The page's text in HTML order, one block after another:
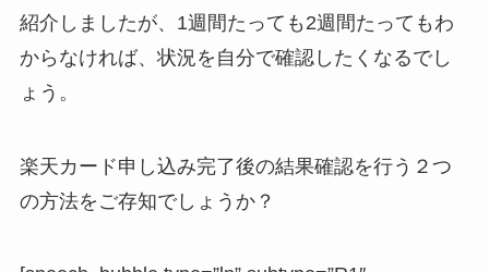
紹介しましたが、1週間たっても2週間たってもわ
からなければ、状況を自分で確認したくなるでし
ょう。
楽天カード申し込み完了後の結果確認を行う２つ
の方法をご存知でしょうか？